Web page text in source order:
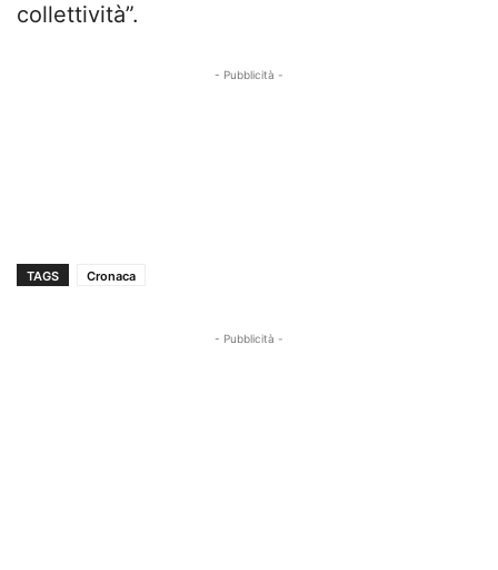
collettività”.
- Pubblicità -
TAGS Cronaca
- Pubblicità -